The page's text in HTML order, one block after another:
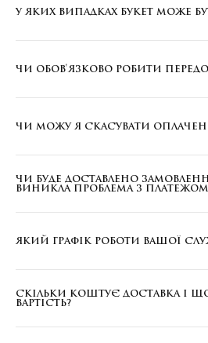
У ЯКИХ ВИПАДКАХ БУКЕТ МОЖЕ
ЧИ ОБОВ'ЯЗКОВО РОБИТИ
ЧИ МОЖУ Я СКАСУВАТИ
ЧИ БУДЕ ДОСТАВЛЕНО
ВИНИКЛА ПРОБЛЕМА З
ЯКИЙ ГРАФІК РОБОТИ ВАШОЇ
СКІЛЬКИ КОШТУЄ ДОСТАВКА І
ВАРТІСТЬ?